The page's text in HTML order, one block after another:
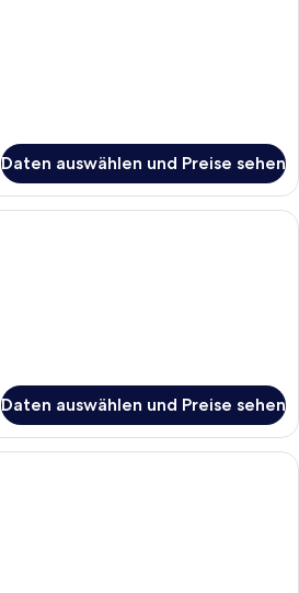
Daten auswählen und Preise sehen
Minibar, Zimmersafe,
Daten auswählen und Preise sehen